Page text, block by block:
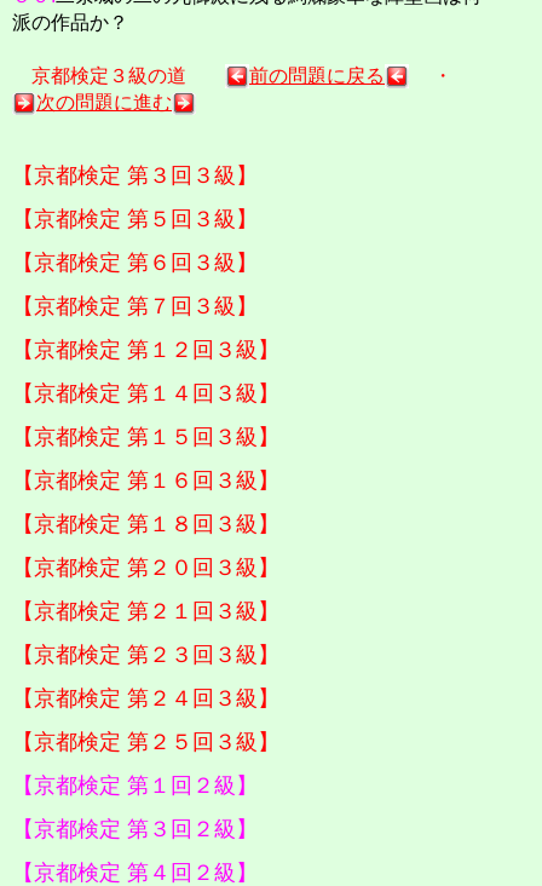
派の作品か？
京都検定３級の道 前の問題に戻る
・
次の問題に進む
【京都検定 第３回３級】
【京都検定 第５回３級】
【京都検定 第６回３級】
【京都検定 第７回３級】
【京都検定 第１２回３級】
【京都検定 第１４回３級】
【京都検定 第１５回３級】
【京都検定 第１６回３級】
【京都検定 第１８回３級】
【京都検定 第２０回３級】
【京都検定 第２１回３級】
【京都検定 第２３回３級】
【京都検定 第２４回３級】
【京都検定 第２５回３級】
【京都検定 第１回２級】
【京都検定 第３回２級】
【京都検定 第４回２級】